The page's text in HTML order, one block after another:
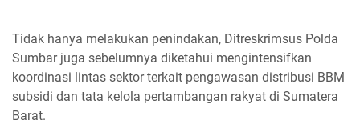
Tidak hanya melakukan penindakan, Ditreskrimsus Polda
Sumbar juga sebelumnya diketahui mengintensifkan
koordinasi lintas sektor terkait pengawasan distribusi BBM
subsidi dan tata kelola pertambangan rakyat di Sumatera
Barat.